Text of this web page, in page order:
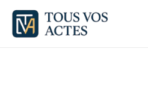
Aller
contenu